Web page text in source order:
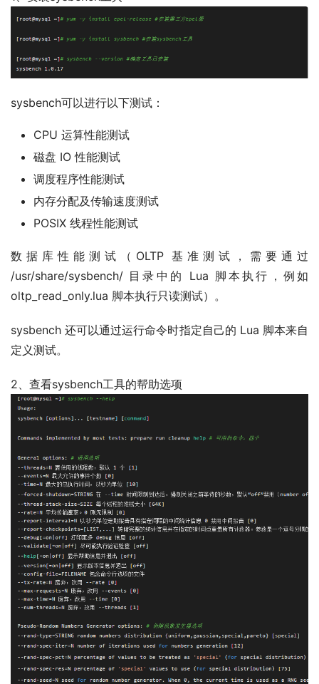
sysbench可以进行以下测试：
CPU 运算性能测试
磁盘 IO 性能测试
调度程序性能测试
内存分配及传输速度测试
POSIX 线程性能测试
数据库性能测试（OLTP 基准测试，需要通过
/usr/share/sysbench/ 目录中的 Lua 脚本执行，例如
oltp_read_only.lua 脚本执行只读测试）。
sysbench 还可以通过运行命令时指定自己的 Lua 脚本来自
定义测试。
2、查看sysbench工具的帮助选项